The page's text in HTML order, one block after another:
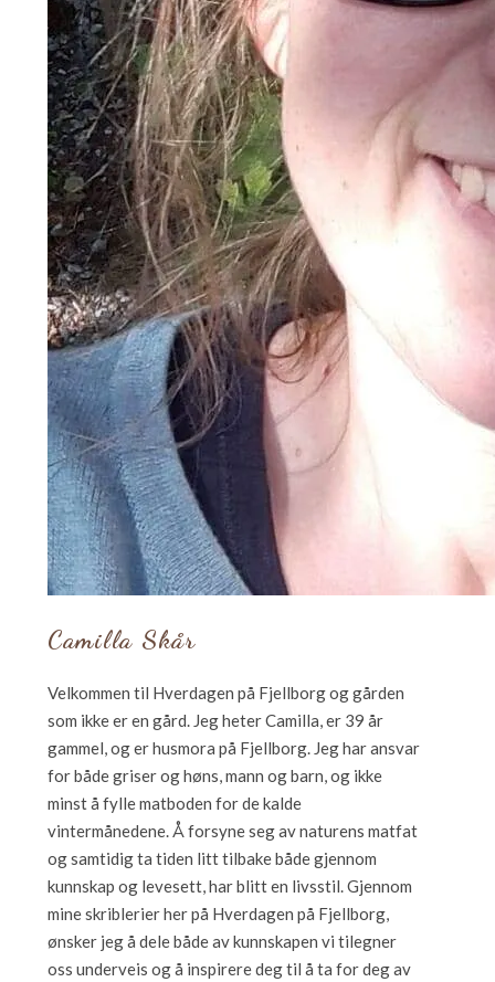
Camilla Skår
Velkommen til Hverdagen på Fjellborg og gården
som ikke er en gård. Jeg heter Camilla, er 39 år
gammel, og er husmora på Fjellborg. Jeg har ansvar
for både griser og høns, mann og barn, og ikke
minst å fylle matboden for de kalde
vintermånedene. Å forsyne seg av naturens matfat
og samtidig ta tiden litt tilbake både gjennom
kunnskap og levesett, har blitt en livsstil. Gjennom
mine skriblerier her på Hverdagen på Fjellborg,
ønsker jeg å dele både av kunnskapen vi tilegner
oss underveis og å inspirere deg til å ta for deg av